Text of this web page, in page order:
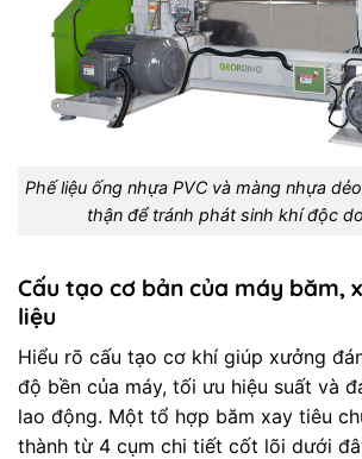
Phế liệu ống nhựa PVC và màng nhựa
thận để tránh phát sinh khí độc
Cấu tạo cơ bản của máy băm,
liệu
Hiểu rõ cấu tạo cơ khí giúp xưởng
độ bền của máy, tối ưu hiệu suất và
lao động. Một tổ hợp băm xay tiêu
thành từ 4 cụm chi tiết cốt lõi dưới